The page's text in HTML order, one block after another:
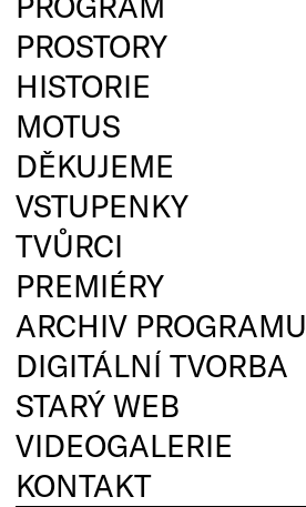
PROSTORY
HISTORIE
MOTUS
DĚKUJEME
VSTUPENKY
TVŮRCI
PREMIÉRY
ARCHIV PROGRAMU
DIGITÁLNÍ TVORBA
STARÝ WEB
VIDEOGALERIE
KONTAKT